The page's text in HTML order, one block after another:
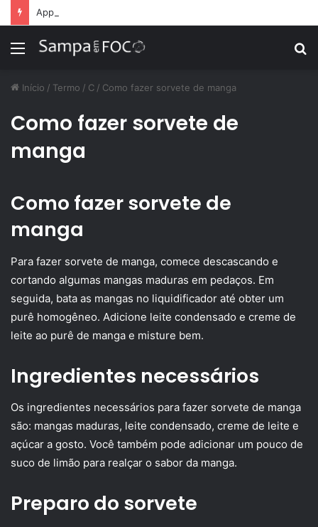
Menu
Início / Termo / C / Como fazer sorvete de manga
Como fazer sorvete de
manga
Como fazer sorvete de
manga
Para fazer sorvete de manga, comece descascando e
cortando algumas mangas maduras em pedaços. Em
seguida, bata as mangas no liquidificador até obter um
purê homogêneo. Adicione leite condensado e creme de
leite ao purê de manga e misture bem.
Ingredientes necessários
Os ingredientes necessários para fazer sorvete de manga
são: mangas maduras, leite condensado, creme de leite e
açúcar a gosto. Você também pode adicionar um pouco de
suco de limão para realçar o sabor da manga.
Preparo do sorvete